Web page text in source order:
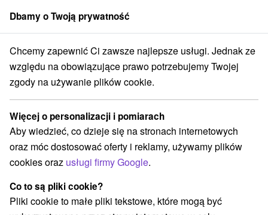
członek grupySorger
Atrakcje na Słowacji Muzea i galerie Belianske Tatry
Muzea i galerie Belianske Tatry
Kategorie
Wszystkie kategorie
Jeziora, jeziora, zbiorniki wodne(4)
Atrakcje z adrenaliną(1)
Muzea i galerie(3) Tarcze(3) Atrakcje dla dzieci
Ośrodki i miasteczka dziecięce(1)
Dbamy o Twoją prywatność
Chcemy zapewnić Ci zawsze najlepsze usługi. Jednak ze
względu na obowiązujące prawo potrzebujemy Twojej
zgody na używanie plików cookie.
Więcej o personalizacji i pomiarach
Aby wiedzieć, co dzieje się na stronach internetowych
oraz móc dostosować oferty i reklamy, używamy plików
cookies oraz usługi firmy Google.
Co to są pliki cookie?
Pliki cookie to małe pliki tekstowe, które mogą być